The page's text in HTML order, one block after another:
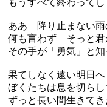
もうすべて終わって
ああ 降り止まない雨
何も言わず そっと君
その手が「勇気」と知
果てしなく遠い明日へ
ぼくたちは息を切らし
ずっと長い間生きて